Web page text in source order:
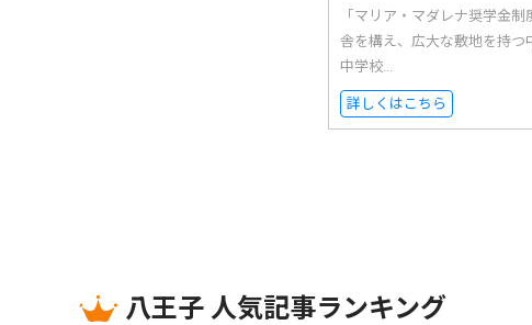
「マリア・マダレナ奨学金
舎を構え、広大な敷地を持
中学校...
詳しくはこちら
八王子 人気記事ランキング